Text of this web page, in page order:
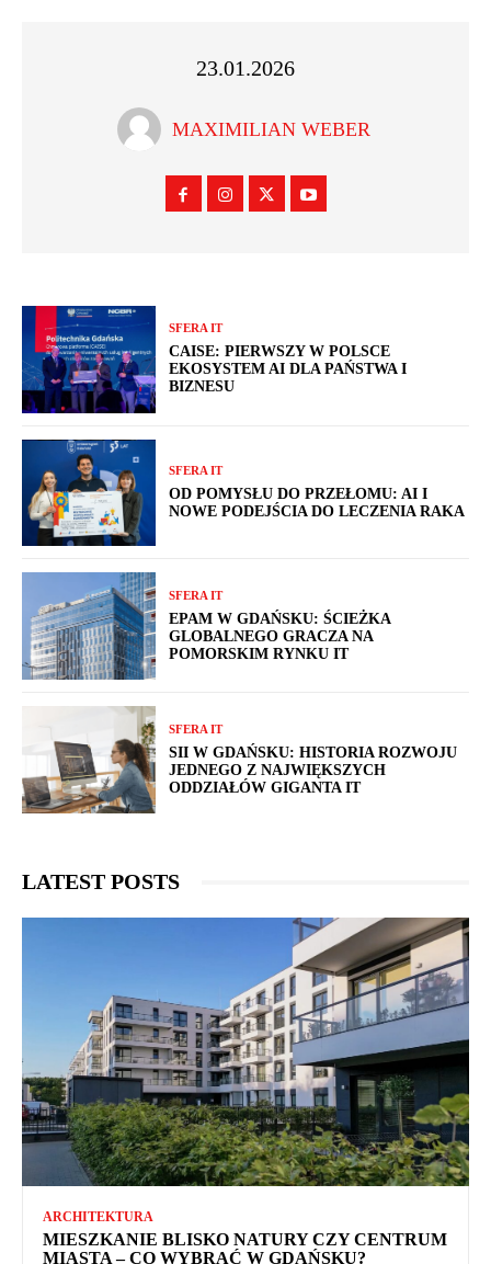
23.01.2026
MAXIMILIAN WEBER
SFERA IT
CAISE: PIERWSZY W POLSCE
EKOSYSTEM AI DLA PAŃSTWA I
BIZNESU
SFERA IT
OD POMYSŁU DO PRZEŁOMU: AI I
NOWE PODEJŚCIA DO LECZENIA RAKA
SFERA IT
EPAM W GDAŃSKU: ŚCIEŻKA
GLOBALNEGO GRACZA NA
POMORSKIM RYNKU IT
SFERA IT
SII W GDAŃSKU: HISTORIA ROZWOJU
JEDNEGO Z NAJWIĘKSZYCH
ODDZIAŁÓW GIGANTA IT
LATEST POSTS
ARCHITEKTURA
MIESZKANIE BLISKO NATURY CZY CENTRUM
MIASTA – CO WYBRAĆ W GDAŃSKU?